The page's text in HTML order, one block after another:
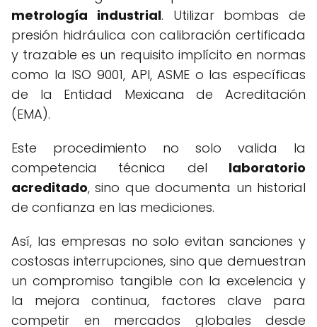
metrología industrial. Utilizar bombas de
presión hidráulica con calibración certificada
y trazable es un requisito implícito en normas
como la ISO 9001, API, ASME o las específicas
de la Entidad Mexicana de Acreditación
(EMA).
Este procedimiento no solo valida la
competencia técnica del laboratorio
acreditado, sino que documenta un historial
de confianza en las mediciones.
Así, las empresas no solo evitan sanciones y
costosas interrupciones, sino que demuestran
un compromiso tangible con la excelencia y
la mejora continua, factores clave para
competir en mercados globales desde